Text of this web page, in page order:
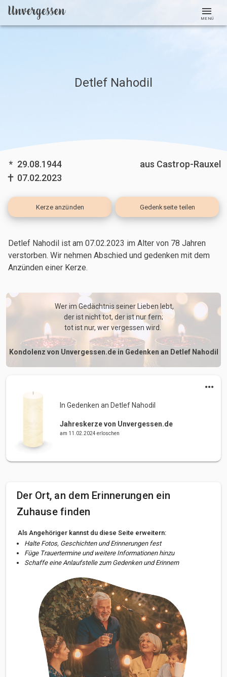
MENÜ
Detlef Nahodil
* 29.08.1944
07.02.2023
aus Castrop-Rauxel
Kerze anzünden Gedenkseite teilen
Detlef Nahodil ist am 07.02.2023 im Alter von 78 Jahren
verstorben. Wir nehmen Abschied und gedenken mit dem
Anzünden einer Kerze.
Wer im Gedächtnis seiner Lieben lebt,
der ist nicht tot, der ist nur fern;
tot ist nur, wer vergessen wird.
Kondolenz von Unvergessen.de in Gedenken an Detlef Nahodil
In Gedenken an Detlef Nahodil
Jahreskerze von Unvergessen.de
am 11.02.2024 erloschen
Der Ort, an dem Erinnerungen ein
Zuhause finden
Als Angehöriger kannst du diese Seite erweitern:
Halte Fotos, Geschichten und Erinnerungen fest
Füge Trauertermine und weitere Informationen hinzu
Schaffe eine Anlaufstelle zum Gedenken und Erinnern